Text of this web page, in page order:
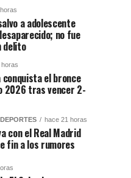
a adolescente
no fue
delito
horas
conquista el bronce
2026 tras vencer 2-
hace 21 horas
con el Real Madrid
fin a los rumores